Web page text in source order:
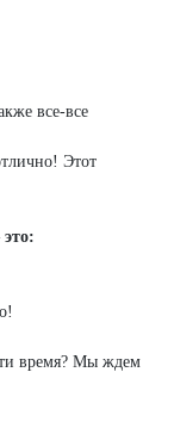
все-все
Этот
время? Мы ждем